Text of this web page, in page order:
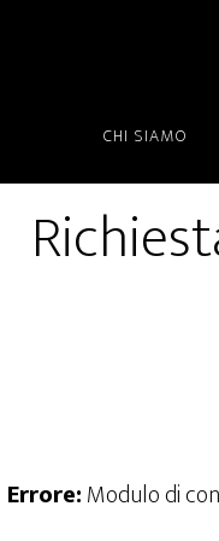
CHI SIAMO
Errore:Modulo di